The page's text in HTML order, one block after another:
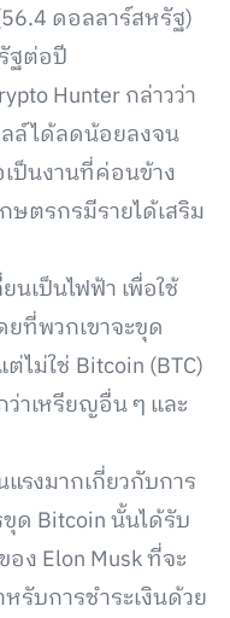
ดอลลาร์สหรัฐ)
ฐต่อปี
Hunter กล่าวว่า
ลล์ได้ลดน้อยลงจน
ป็นงานที่ค่อนข้าง
ษตรกรมีรายได้เสริม
เป็นไฟฟ้า เพื่อใช้
ยที่พวกเขาจะขุด
ไม่ใช่ Bitcoin (BTC)
ว่าเหรียญอื่น ๆ และ
รงมากเกี่ยวกับการ
ด Bitcoin นั้นได้รับ
ง Elon Musk ที่จะ
รับการชำระเงินด้วย